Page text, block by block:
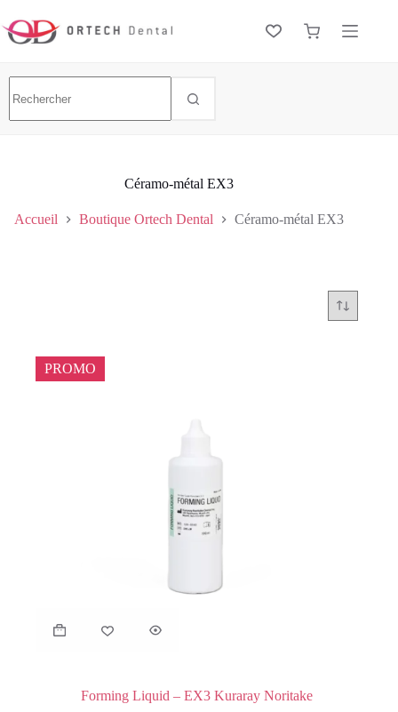
Céramo-métal EX3
Accueil Boutique Ortech Dental Céramo-métal EX3
PROMO
Forming Liquid – EX3 Kuraray Noritake